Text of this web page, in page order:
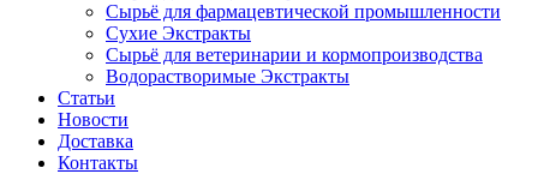
Сырьё для фармацевтической промышленности
Сухие Экстракты
Сырьё для ветеринарии и кормопроизводства
Водорастворимые Экстракты
Статьи
Новости
Доставка
Контакты